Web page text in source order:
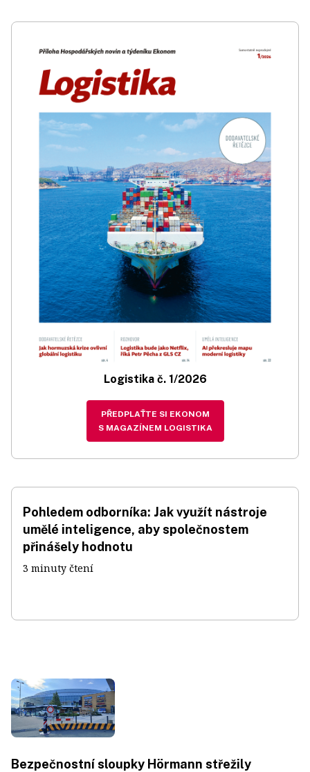
Logistika č. 1/2026
PŘEDPLAŤTE SI EKONOM
S MAGAZÍNEM LOGISTIKA
Pohledem odborníka: Jak využít nástroje
umělé inteligence, aby společnostem
přinášely hodnotu
3 minuty čtení
Bezpečnostní sloupky Hörmann střežily